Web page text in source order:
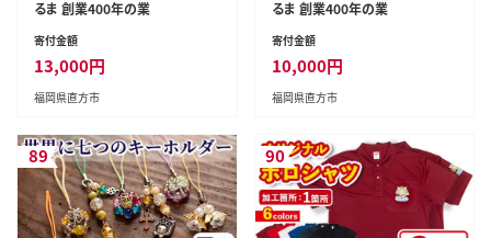
るま 創業400年の業
寄付金額
13,000円
福岡県直方市
るま 創業400年の業
寄付金額
10,000円
福岡県直方市
89 90